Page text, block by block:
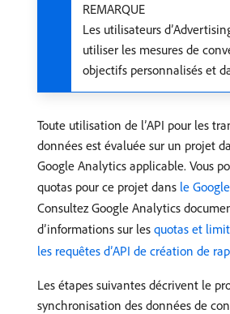
REMARQUE
Les utilisateurs
utiliser les mesures de
objectifs personnalisés et
Toute utilisation de l’API pour les
données est évaluée sur un projet
Google Analytics applicable. Vous
quotas pour ce projet dans le
Consultez Google Analytics
d’informations sur les quotas et
les requêtes d’API de création de
Les étapes suivantes décrivent le
synchronisation des données de